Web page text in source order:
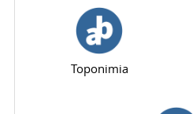
Toponimia